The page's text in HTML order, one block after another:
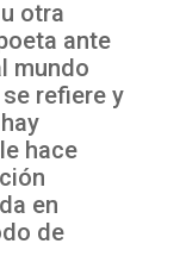
otra
ante
mundo
refiere y
hace
en
de